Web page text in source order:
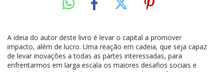
A ideia do autor deste livro é levar o capital a promover
impacto, além de lucro. Uma reação em cadeia, que seja capaz
de levar inovações a todas as partes interessadas, para
enfrentarmos em larga escala os maiores desafios sociais e